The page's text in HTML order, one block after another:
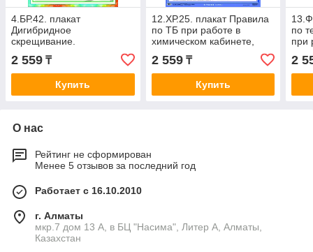
4.БР.42. плакат
Дигибридное
скрещивание.
независимое
наследование признаков,
60х90 см
2 559 ₸
Купить
12.ХР.25. плакат Правила
по ТБ при работе в
химическом кабинете,
60х90 см, фотобумага
2 559₸
Купить
по
при
2
О нас
Рейтинг не сформирован
Менее 5 отзывов за последний год
Работает с 16.10.2010
г. Алматы
мкр.7 дом 13 А, в БЦ "Насима", Литер А, Алматы,
Казахстан